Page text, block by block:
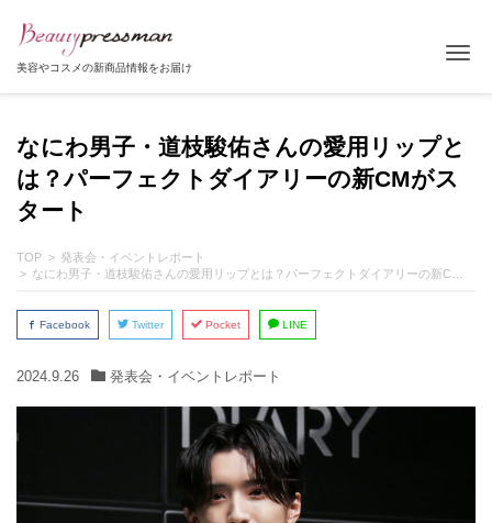
美容やコスメの新商品情報をお届け
なにわ男子・道枝駿佑さんの愛用リップと
は？パーフェクトダイアリーの新CMがス
タート
TOP
発表会・イベントレポート
なにわ男子・道枝駿佑さんの愛用リップとは？パーフェクトダイアリーの新CMがスタート
Facebook Twitter Pocket LINE
2024.9.26 発表会・イベントレポート